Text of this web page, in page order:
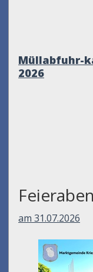
Müllabfuhr-
2026
am 31.07.2026